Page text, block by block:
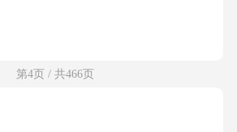
第4页 / 共466页